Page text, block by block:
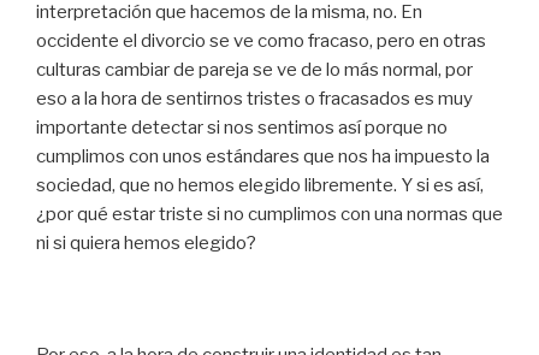
interpretación que hacemos de la misma, no. En
occidente el divorcio se ve como fracaso, pero en otras
culturas cambiar de pareja se ve de lo más normal, por
eso a la hora de sentirnos tristes o fracasados es muy
importante detectar si nos sentimos así porque no
cumplimos con unos estándares que nos ha impuesto la
sociedad, que no hemos elegido libremente. Y si es así,
¿por qué estar triste si no cumplimos con una normas que
ni si quiera hemos elegido?